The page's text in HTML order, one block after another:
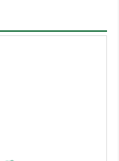
খোঁজখবর
হোসেন